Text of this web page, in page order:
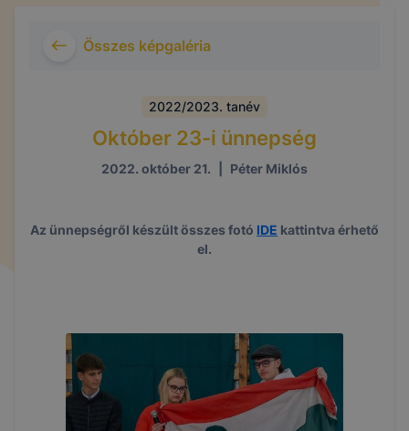
Összes képgaléria
2022/2023. tanév
Október 23-i ünnepség
2022. október 21. Péter Miklós
Az ünnepségről készült összes fotó IDE kattintva érhető
el.